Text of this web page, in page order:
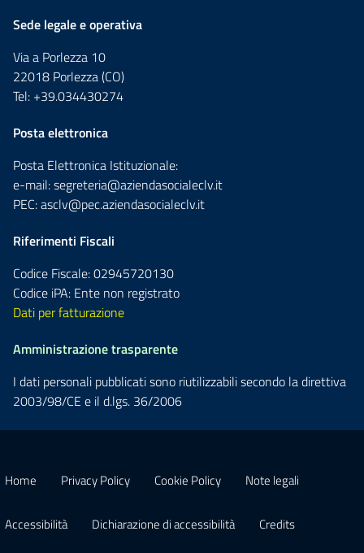
Sede legale e operativa
Via a Porlezza 10
22018 Porlezza (CO)
Tel: +39.034430274
Posta elettronica
Posta Elettronica Istituzionale:
e-mail:segreteria@aziendasocialeclv.it
PEC:asclv@pec.aziendasocialeclv.it
Riferimenti Fiscali
Codice Fiscale: 02945720130
Codice iPA: Ente non registrato
Dati per fatturazione
Amministrazione trasparente
I dati personali pubblicati sono riutilizzabili secondo la direttiva
2003/98/CE e il d.lgs. 36/2006
Home Privacy Policy Cookie Policy Note legali
Accessibilità Dichiarazione di accessibilità Credits